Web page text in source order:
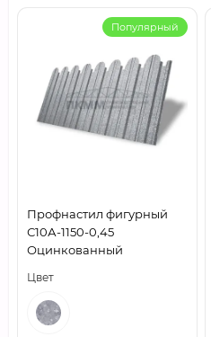
Популярный
Профнастил фигурный
С10А-1150-0,45
Оцинкованный
Цвет